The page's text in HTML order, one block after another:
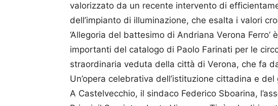
valorizzato da un recente intervento di
dell’impianto di illuminazione, che esalta i valori
‘Allegoria del battesimo di Andriana Verona Ferro’
importanti del catalogo di Paolo Farinati per le
straordinaria veduta della città di Verona, che fa
Un’opera celebrativa dell’istituzione cittadina e
A Castelvecchio, il sindaco Federico Sboarina,